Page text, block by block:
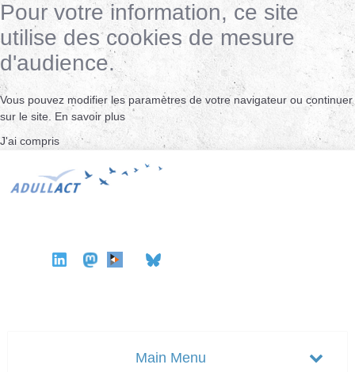
Pour votre information, ce site
utilise des cookies de mesure
d'audience.
Vous pouvez modifier les paramètres de votre navigateur ou continuer
sur le site. En savoir plus
J'ai compris